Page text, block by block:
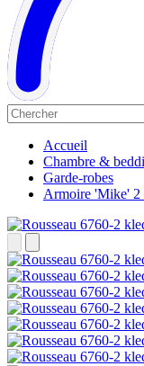
Accueil
Chambre &
Garde-robes
Armoire 'Mike' 2